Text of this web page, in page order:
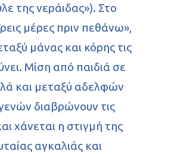
της νεράιδας»). Στο
μέρες πριν πεθάνω»,
μάνας και κόρης τις
Μίση από παιδιά σε
και μεταξύ αδελφών
διαβρώνουν τις
χάνεται η στιγμή της
αγκαλιάς και